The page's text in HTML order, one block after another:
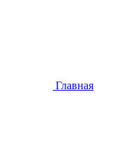
Главная